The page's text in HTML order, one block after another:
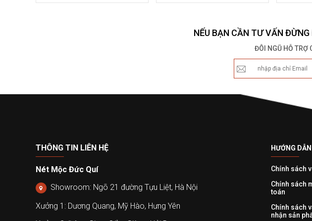
NẾU BẠN CẦN TƯ VẤN
ĐÔI NGŨ HỖ TRỢ
THÔNG TIN LIÊN HỆ
Nét Mộc Đức Quí
Showroom: Ngõ 21 đường Tựu Liệt, Hà Nội
Xưởng 1: Dương Quang, Mỹ Hào, Hưng Yên
HƯỚNG DẪN
Chính sách
Chính sách
toán
Chính sách
nhận sản